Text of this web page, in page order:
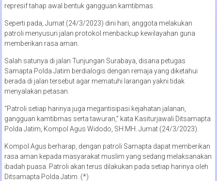
represif tahap awal bentuk gangguan kamtibmas.
Seperti pada, Jumat (24/3/2023) dini hari, anggota melakukan
patroli menyusuri jalan protokol menbackup kewilayahan guna
memberikan rasa aman.
Salah satunya di jalan Tunjungan Surabaya, disana petugas
Samapta Polda Jatim berdialogis dengan remaja yang diketahui
berada di jalan tersebut agar mematuhi larangan yakni tidak
menyalakan petasan.
“Patroli setiap harinya juga megantisipasi kejahatan jalanan,
gangguan kamtibmas serta tawuran,” kata Kasiturjawali Ditsamapta
Polda Jatim, Kompol Agus Widodo, SH.MH. Jumat (24/3/2023).
Kompol Agus berharap, dengan patroli Samapta dapat memberikan
rasa aman kepada masyarakat muslim yang sedang melaksanakan
ibadah puasa. Patroli akan terus dilakukan pada setiap harinya oleh
Ditsamapta Polda Jatim. (*)